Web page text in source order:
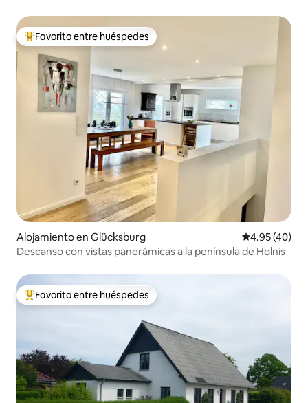
Favorito entre huéspedes preferido
Favorito entre huéspedes
Alojamiento en Glücksburg Calificación
4.95 (40)
Descanso con vistas panorámicas a la península de Holnis
Favorito entre huéspedes preferido
Favorito entre huéspedes